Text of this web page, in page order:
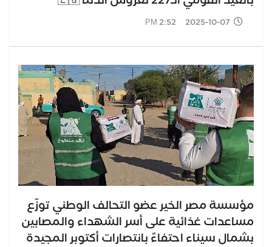
2025-10-07 2:52 PM
مؤسسة مصر الخير عضو التحالف الوطني توزّع
مساعدات غذائية على أسر الشهداء والمصابين
بشمال سيناء احتفاءً بانتصارات أكتوبر المجيدة